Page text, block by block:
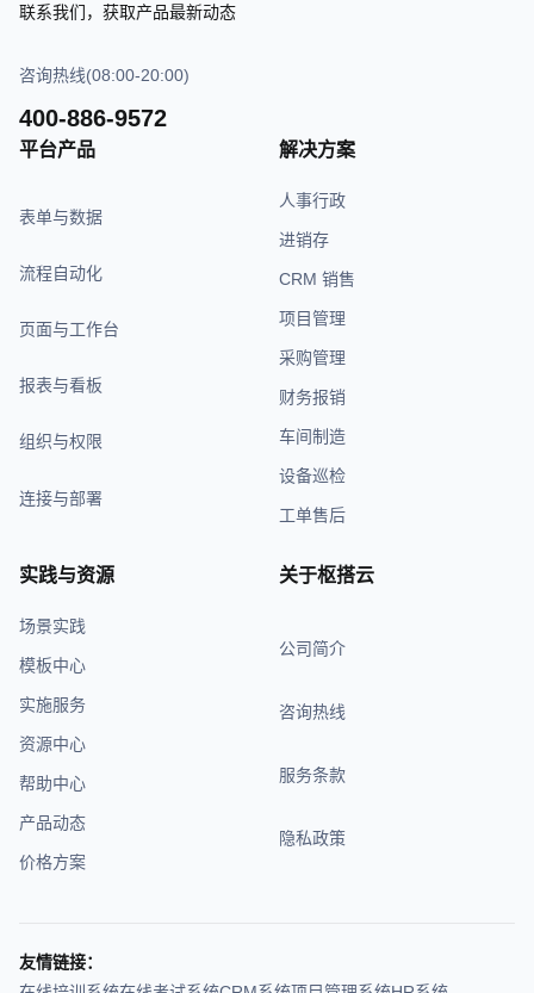
联系我们，获取产品最新动态
咨询热线(08:00-20:00)
400-886-9572
平台产品
表单与数据
流程自动化
页面与工作台
报表与看板
组织与权限
连接与部署
解决方案
人事行政
进销存
CRM 销售
项目管理
采购管理
财务报销
车间制造
设备巡检
工单售后
实践与资源
场景实践
模板中心
实施服务
资源中心
帮助中心
产品动态
价格方案
关于枢搭云
公司简介
咨询热线
服务条款
隐私政策
友情链接：